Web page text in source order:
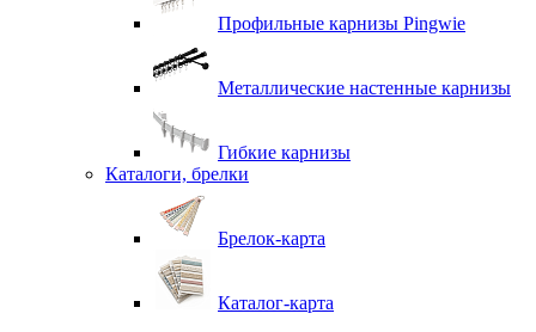
Профильные карнизы Pingwie
Металлические настенные карнизы
Гибкие карнизы
Каталоги, брелки
Брелок-карта
Каталог-карта